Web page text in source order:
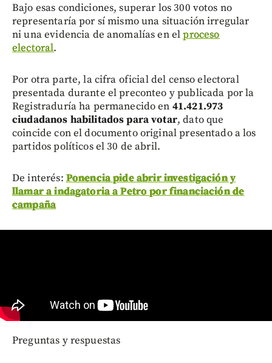
Bajo esas condiciones, superar los 300 votos no
representaría por sí mismo una situación irregular
ni una evidencia de anomalías en elproceso
electoral.
Por otra parte, la cifra oficial del censo electoral
presentada durante el preconteo y publicada por la
Registraduría ha permanecido en 41.421.973
ciudadanos habilitados para votar, dato que
coincide con el documento original presentado a los
partidos políticos el 30 de abril.
De interés: Ponencia pide abrir investigación y
llamar a indagatoria a Petro por financiación de
campaña
Preguntas y respuestas